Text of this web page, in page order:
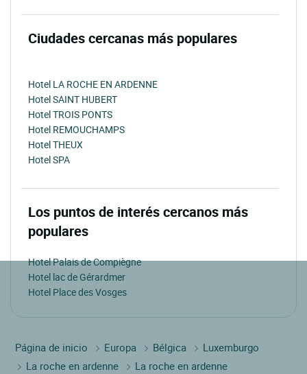
Ciudades cercanas más populares
Hotel LA ROCHE EN ARDENNE
Hotel SAINT HUBERT
Hotel TROIS PONTS
Hotel REMOUCHAMPS
Hotel THEUX
Hotel SPA
Los puntos de interés cercanos más
populares
Hotel Palais de Compiègne
Hotel lac de Gérardmer
Hotel Place des Vosges
Página de inicio Europa Bélgica
Luxemburgo
La roche en ardenne
La roche en ardenne